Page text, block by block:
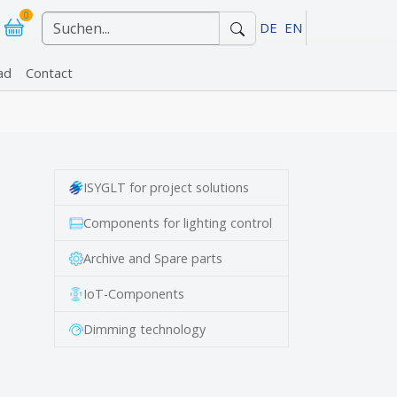
0
DE EN
"References"
Contact
ISYGLT for project solutions
Components for lighting control
Archive and Spare parts
IoT-Components
Dimming technology